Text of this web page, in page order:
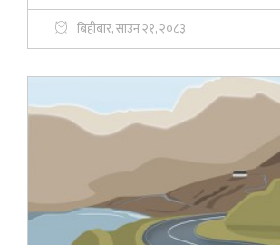
बिहीबार, साउन २१, २०८३